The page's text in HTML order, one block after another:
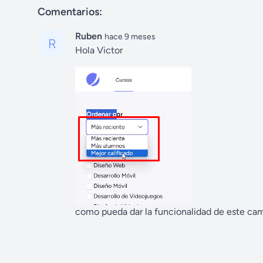
Comentarios:
Ruben hace 9 meses
Hola Victor
como pueda dar la funcionalidad de este